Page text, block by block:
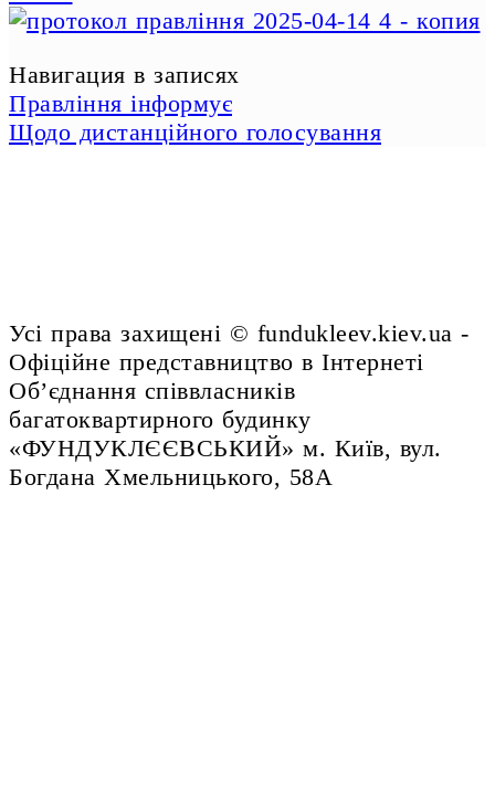
Навигация в записях
Правління інформує
Щодо дистанційного голосування
Усі права захищені © fundukleev.kiev.ua -
Офіційне представництво в Інтернеті
Об’єднання співвласників
багатоквартирного будинку
«ФУНДУКЛЄЄВСЬКИЙ» м. Київ, вул.
Богдана Хмельницького, 58А